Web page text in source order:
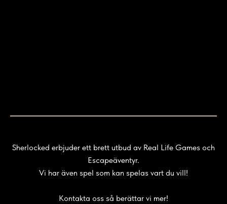
Sherlocked erbjuder ett brett utbud av Real Life Games och
Escapeäventyr.
Vi har även spel som kan spelas vart du vill!
Kontakta oss så berättar vi mer!